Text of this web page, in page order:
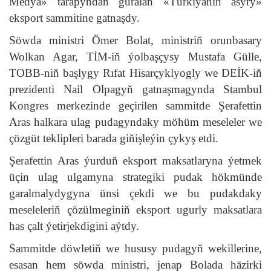
eksport sammitine gatnaşdy.
Söwda ministri Ömer Bolat, ministriň orunbasary
Wolkan Agar, TİM-iň ýolbaşçysy Mustafa Gülle,
TOBB-niň başlygy Rıfat Hisarçyklyogly we DEİK-iň
prezidenti Nail Olpagyň gatnaşmagynda Stambul
Kongres merkezinde geçirilen sammitde Şerafettin
Aras halkara ulag pudagyndaky möhüm meseleler we
çözgüt teklipleri barada giňişleýin çykyş etdi.
Şerafettin Aras ýurduň eksport maksatlaryna ýetmek
üçin ulag ulgamyna strategiki pudak hökmünde
garalmalydygyna ünsi çekdi we bu pudakdaky
meseleleriň çözülmeginiň eksport ugurly maksatlara
has çalt ýetirjekdigini aýtdy.
Sammitde döwletiň we hususy pudagyň wekillerine,
esasan hem söwda ministri, jenap Bolada häzirki